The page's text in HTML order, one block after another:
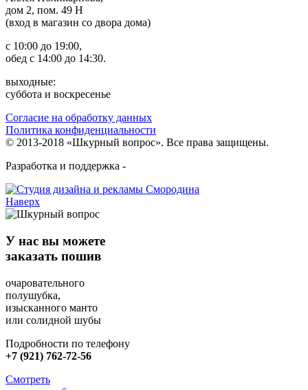
дом 2, пом. 49 Н
(вход в магазин со двора дома)
с 10:00 до 19:00,
обед с 14:00 до 14:30.
выходные:
суббота и воскресенье
Согласие на обработку данных
Политика конфиденциальности
© 2013-2018 «Шкурный вопрос». Все права защищены.
Разработка и поддержка -
Наверх
У нас вы можете
заказать пошив
очаровательного
полушубка,
изысканного манто
или солидной шубы
Подробности по телефону
+7 (921) 762-72-56
Смотреть